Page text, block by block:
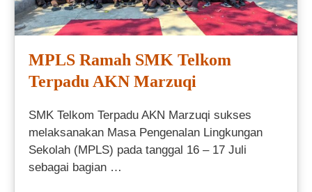
MPLS Ramah SMK Telkom
Terpadu AKN Marzuqi
SMK Telkom Terpadu AKN Marzuqi sukses
melaksanakan Masa Pengenalan Lingkungan
Sekolah (MPLS) pada tanggal 16 – 17 Juli
sebagai bagian …